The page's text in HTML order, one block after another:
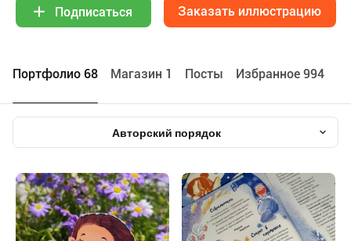
Подписаться Заказать иллюстрацию
Портфолио 68 Maгазин 1 Посты Избранное 994
Авторский порядок